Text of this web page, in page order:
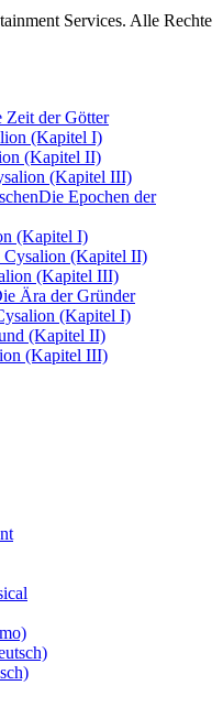
Services. Alle Rechte
Zeit der Götter
(Kapitel I)
(Kapitel II)
(Kapitel III)
Die Epochen der
(Kapitel I)
Cysalion (Kapitel II)
(Kapitel III)
Ära der Gründer
(Kapitel I)
(Kapitel II)
(Kapitel III)